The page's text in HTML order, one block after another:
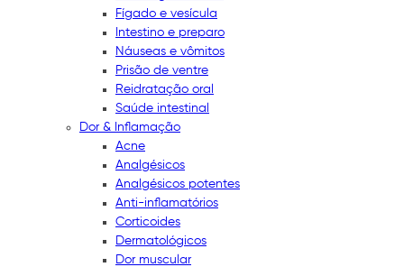
Fígado e vesícula
Intestino e preparo
Náuseas e vômitos
Prisão de ventre
Reidratação oral
Saúde intestinal
Dor & Inflamação
Acne
Analgésicos
Analgésicos potentes
Anti-inflamatórios
Corticoides
Dermatológicos
Dor muscular